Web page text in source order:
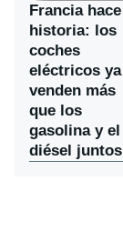
Francia hace
historia: los
coches
eléctricos ya
venden más
que los
gasolina y el
diésel juntos